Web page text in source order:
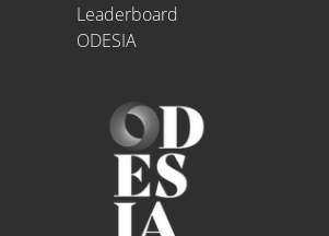
Leaderboard
ODESIA